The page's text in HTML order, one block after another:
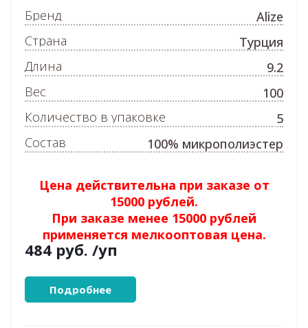
Цена действительна при заказе от
15000 рублей.
При заказе менее 15000 рублей
применяется мелкооптовая цена.
484 руб. /уп
Подробнее
Бренд
Alize
Страна
Турция
Длина
9.2
Вес
100
Количество в упаковке
5
Состав
100% микрополиэстер